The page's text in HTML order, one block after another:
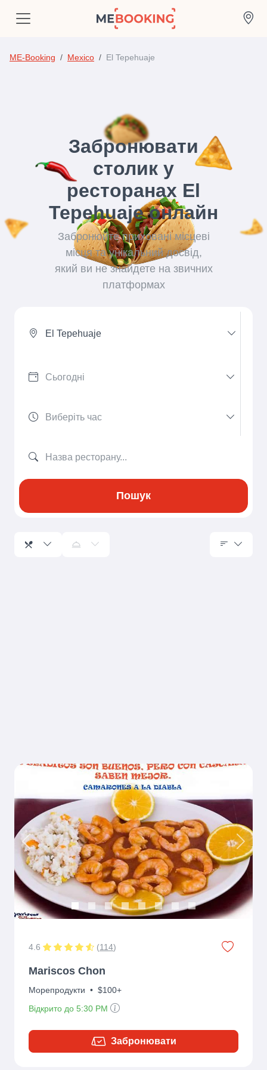
ME-Booking Mexico El Tepehuaje
Забронювати
столик у
ресторанах El
Tepehuaje онлайн
Забронюйте приховані місцеві
місця та унікальний досвід,
який ви не знайдете на звичних
платформах
El Tepehuaje
Пошук
Previous Next
4.6 (114)
Mariscos Chon
Морепродукти • $100+
Відкрито до 5:30 PM
Забронювати